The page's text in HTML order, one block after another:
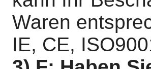
Waren
IE, CE,